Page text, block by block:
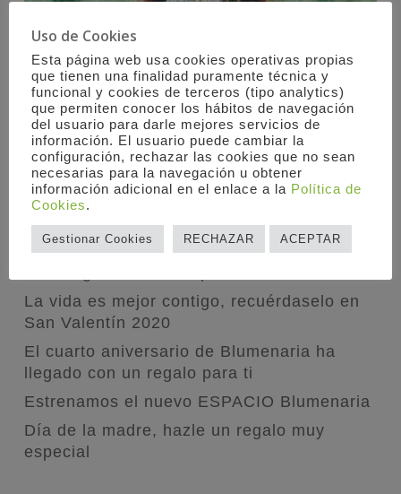
Comprar Flores Online
1.900 flores para los sanitarios de Segovia
La vida es mejor contigo, recuérdaselo en
San Valentín 2020
El cuarto aniversario de Blumenaria ha
llegado con un regalo para ti
Estrenamos el nuevo ESPACIO Blumenaria
Día de la madre, hazle un regalo muy
especial
Uso de Cookies
Esta página web usa cookies operativas propias
que tienen una finalidad puramente técnica y
funcional y cookies de terceros (tipo analytics)
que permiten conocer los hábitos de navegación
del usuario para darle mejores servicios de
información. El usuario puede cambiar la
configuración, rechazar las cookies que no sean
necesarias para la navegación u obtener
información adicional en el enlace a la Política de
Cookies.
Gestionar Cookies RECHAZAR ACEPTAR